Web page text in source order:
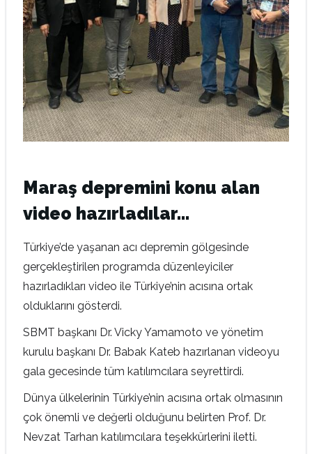
Maraş depremini konu alan
video hazırladılar…
Türkiye’de yaşanan acı depremin gölgesinde
gerçekleştirilen programda düzenleyiciler
hazırladıkları video ile Türkiye’nin acısına ortak
olduklarını gösterdi.
SBMT başkanı Dr. Vicky Yamamoto ve yönetim
kurulu başkanı Dr. Babak Kateb hazırlanan videoyu
gala gecesinde tüm katılımcılara seyrettirdi.
Dünya ülkelerinin Türkiye’nin acısına ortak olmasının
çok önemli ve değerli olduğunu belirten Prof. Dr.
Nevzat Tarhan katılımcılara teşekkürlerini iletti.